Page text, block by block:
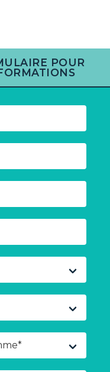
POUR